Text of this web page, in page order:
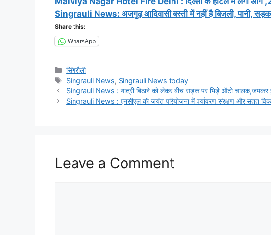
Singrauli News: अजगुढ़ आदिवासी बस्ती में नहीं है बिजली, पानी, सड़क
Share this:
WhatsApp
Categories
सिंगरौली
Tags
Singrauli News, Singrauli News today
Singrauli News : यात्री बिठाने को लेकर बीच सड़क पर भिड़े ऑटो चालक,जमकर
Singrauli News : एनसीएल की जयंत परियोजना में पर्यावरण संरक्षण और सतत
Leave a Comment